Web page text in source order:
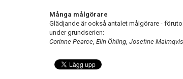
Många målgörare
Glädjande är också antalet målgörare -
under grundserien:
Corinne Pearce, Elin Öhling, Josefine